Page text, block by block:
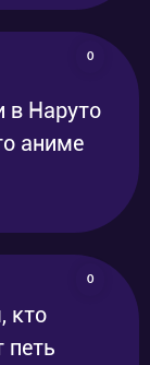
0
в Наруто
аниме
0
кто
петь